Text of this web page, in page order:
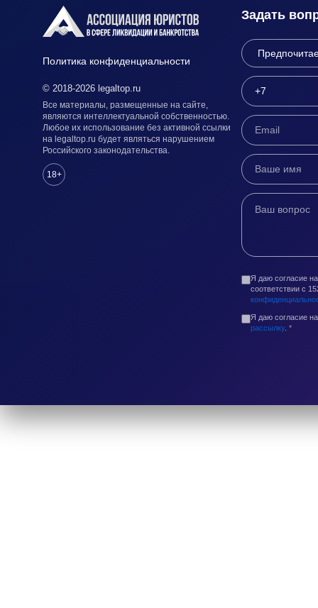
Политика конфиденциальности
© 2018-2026 legaltop.ru
Все материалы, размещенные на сайте,
являются интеллектуальной собственностью.
Любое их использование без активной ссылки
на legaltop.ru будет являться нарушением
Российского законодательства.
18+
Задать
Я даю согласие
соответствии с
Я даю согласие
рассылку. *